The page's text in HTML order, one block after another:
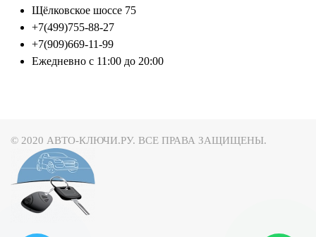
Щёлковское шоссе 75
+7(499)755-88-27
+7(909)669-11-99
Ежедневно с 11:00 до 20:00
© 2020 АВТО-КЛЮЧИ.РУ. ВСЕ ПРАВА ЗАЩИЩЕНЫ.